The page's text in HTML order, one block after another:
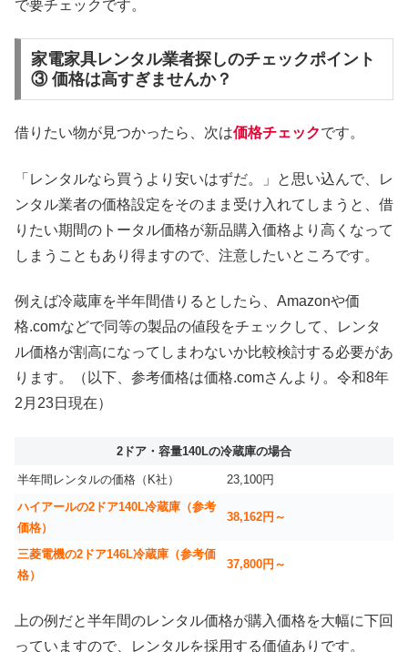
で要チェックです。
家電家具レンタル業者探しのチェックポイント
③ 価格は高すぎませんか？
借りたい物が見つかったら、次は価格チェックです。
「レンタルなら買うより安いはずだ。」と思い込んで、レ
ンタル業者の価格設定をそのまま受け入れてしまうと、借
りたい期間のトータル価格が新品購入価格より高くなって
しまうこともあり得ますので、注意したいところです。
例えば冷蔵庫を半年間借りるとしたら、Amazonや価
格.comなどで同等の製品の値段をチェックして、レンタ
ル価格が割高になってしまわないか比較検討する必要があ
ります。（以下、参考価格は価格.comさんより。令和8年
2月23日現在）
2ドア・容量140Lの冷蔵庫の場合
半年間レンタルの価格（K社）
23,100円
ハイアールの2ドア140L冷蔵庫（参考
価格）
38,162円～
三菱電機の2ドア146L冷蔵庫（参考価
格）
37,800円～
上の例だと半年間のレンタル価格が購入価格を大幅に下回
っていますので、レンタルを採用する価値ありです。